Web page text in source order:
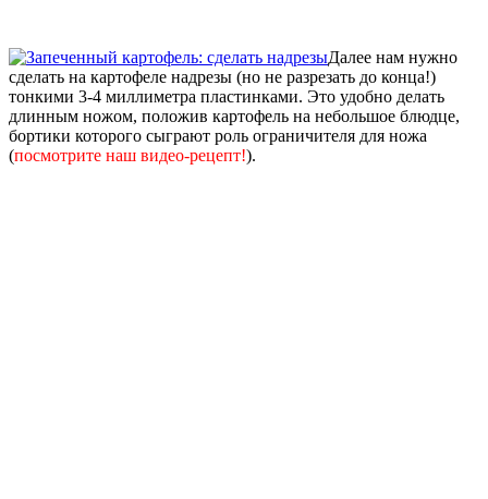
Далее нам нужно
сделать на картофеле надрезы (но не разрезать до конца!)
тонкими 3-4 миллиметра пластинками. Это удобно делать
длинным ножом, положив картофель на небольшое блюдце,
бортики которого сыграют роль ограничителя для ножа
(посмотрите наш видео-рецепт!).